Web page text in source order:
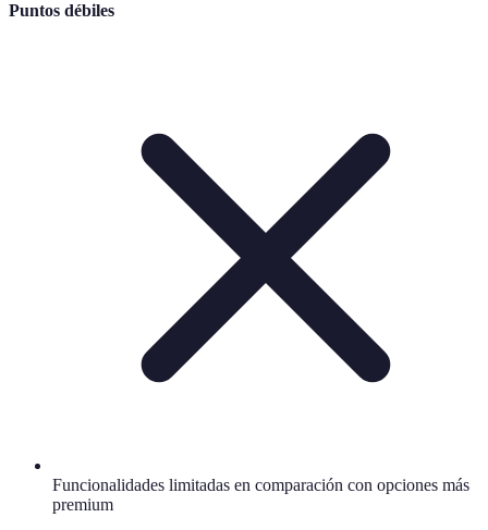
Puntos débiles
Funcionalidades limitadas en comparación con opciones más
premium